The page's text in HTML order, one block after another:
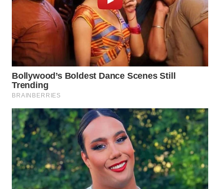
LIKUPANG
WN
LABUANBAJO
BORNEO
Wahana
Media
Group
WAHANA
NEWS
WAHANA